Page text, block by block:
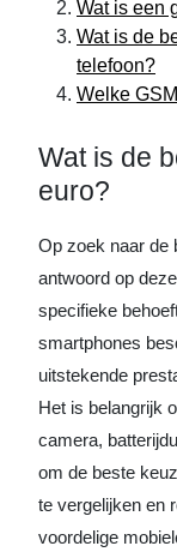
Wat is een
Wat is de
telefoon?
Welke
Wat is de
euro?
Op zoek naar de
antwoord op
specifieke
smartphones
uitstekende
Het is belangrijk
camera,
om de beste
te vergelijken en
voordelige